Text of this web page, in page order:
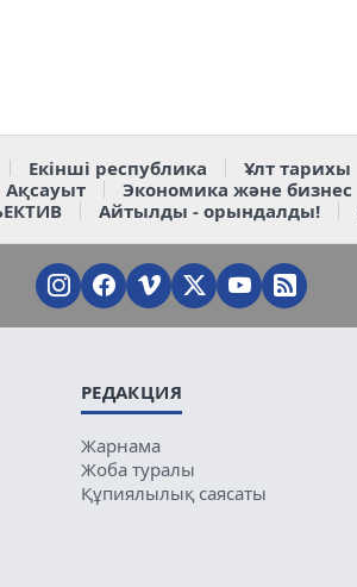
Екінші республика Ұлт тарихы
Ақсауыт Экономика және бизнес
Айтылды - орындалды!
РЕДАКЦИЯ
Жарнама
Жоба туралы
Құпиялылық саясаты